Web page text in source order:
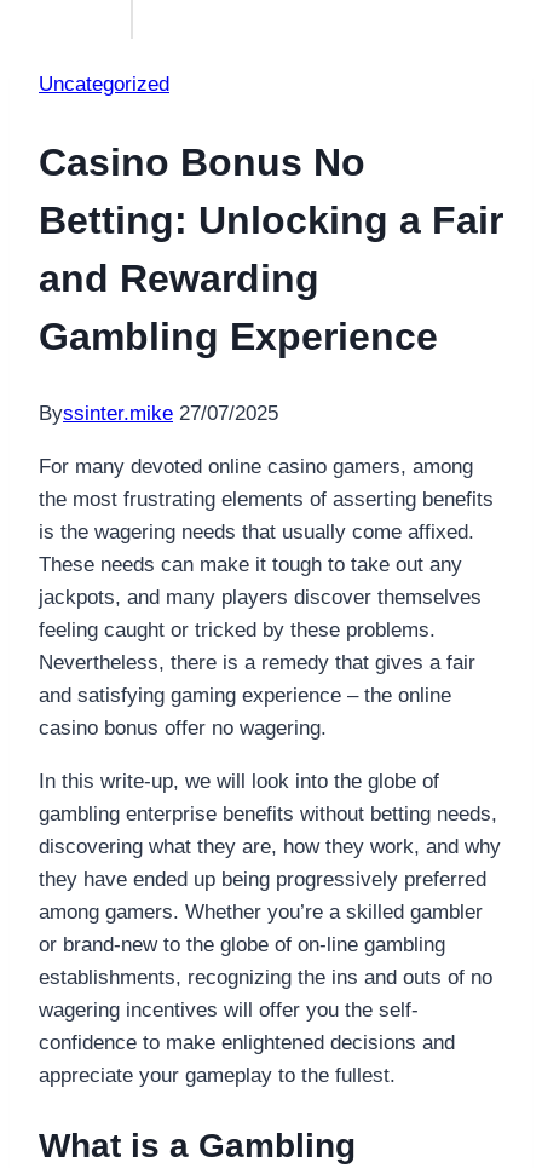
Uncategorized
Casino Bonus No
Betting: Unlocking a Fair
and Rewarding
Gambling Experience
Byssinter.mike 27/07/2025
For many devoted online casino gamers, among
the most frustrating elements of asserting benefits
is the wagering needs that usually come affixed.
These needs can make it tough to take out any
jackpots, and many players discover themselves
feeling caught or tricked by these problems.
Nevertheless, there is a remedy that gives a fair
and satisfying gaming experience – the online
casino bonus offer no wagering.
In this write-up, we will look into the globe of
gambling enterprise benefits without betting needs,
discovering what they are, how they work, and why
they have ended up being progressively preferred
among gamers. Whether you’re a skilled gambler
or brand-new to the globe of on-line gambling
establishments, recognizing the ins and outs of no
wagering incentives will offer you the self-
confidence to make enlightened decisions and
appreciate your gameplay to the fullest.
What is a Gambling